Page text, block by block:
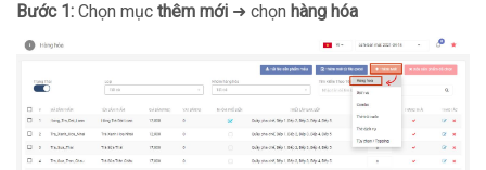
Bước 1: Chọn mục thêm mới ➜ chọn hàng hóa